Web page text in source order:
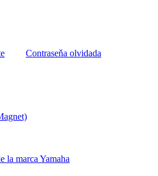
Contraseňa olvidada
la marca Yamaha